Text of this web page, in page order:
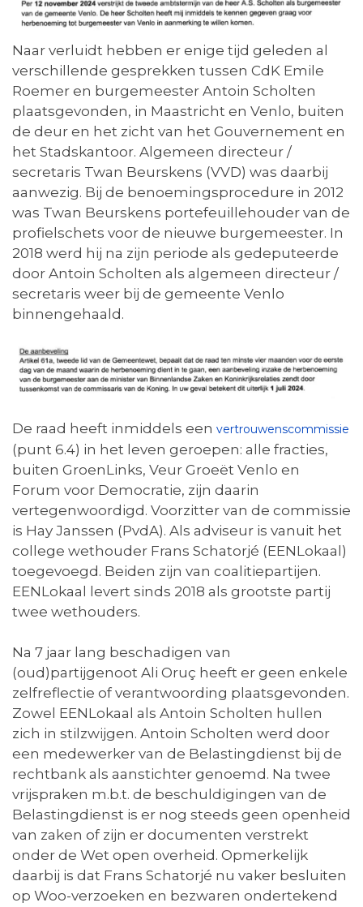
Naar verluidt hebben er enige tijd geleden al
verschillende gesprekken tussen CdK Emile
Roemer en burgemeester Antoin Scholten
plaatsgevonden, in Maastricht en Venlo, buiten
de deur en het zicht van het Gouvernement en
het Stadskantoor. Algemeen directeur /
secretaris Twan Beurskens (VVD) was daarbij
aanwezig. Bij de benoemingsprocedure in 2012
was Twan Beurskens portefeuillehouder van de
profielschets voor de nieuwe burgemeester. In
2018 werd hij na zijn periode als gedeputeerde
door Antoin Scholten als algemeen directeur /
secretaris weer bij de gemeente Venlo
binnengehaald.
De raad heeft inmiddels een vertrouwenscommissie
(punt 6.4) in het leven geroepen: alle fracties,
buiten GroenLinks, Veur Groeët Venlo en
Forum voor Democratie, zijn daarin
vertegenwoordigd. Voorzitter van de commissie
is Hay Janssen (PvdA). Als adviseur is vanuit het
college wethouder Frans Schatorjé (EENLokaal)
toegevoegd. Beiden zijn van coalitiepartijen.
EENLokaal levert sinds 2018 als grootste partij
twee wethouders.
Na 7 jaar lang beschadigen van
(oud)partijgenoot Ali Oruç heeft er geen enkele
zelfreflectie of verantwoording plaatsgevonden.
Zowel EENLokaal als Antoin Scholten hullen
zich in stilzwijgen. Antoin Scholten werd door
een medewerker van de Belastingdienst bij de
rechtbank als aanstichter genoemd. Na twee
vrijspraken m.b.t. de beschuldigingen van de
Belastingdienst is er nog steeds geen openheid
van zaken of zijn er documenten verstrekt
onder de Wet open overheid. Opmerkelijk
daarbij is dat Frans Schatorjé nu vaker besluiten
op Woo-verzoeken en bezwaren ondertekend